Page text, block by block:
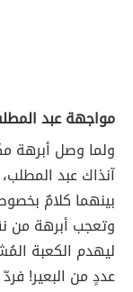
مواجهة عبد
ولما وصل أبرهة
آنذاك عبد
بينهما كلامٌ
وتعجب أبرهة من
ليهدم الكعبة
عددٍ من البعير!